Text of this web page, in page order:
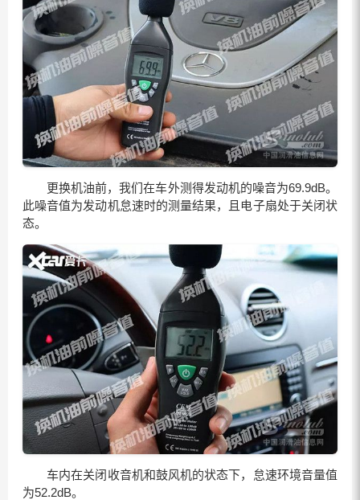
更换机油前，我们在车外测得发动机的噪音为69.9dB。
此噪音值为发动机怠速时的测量结果，且电子扇处于关闭状
态。
车内在关闭收音机和鼓风机的状态下，怠速环境音量值
为52.2dB。